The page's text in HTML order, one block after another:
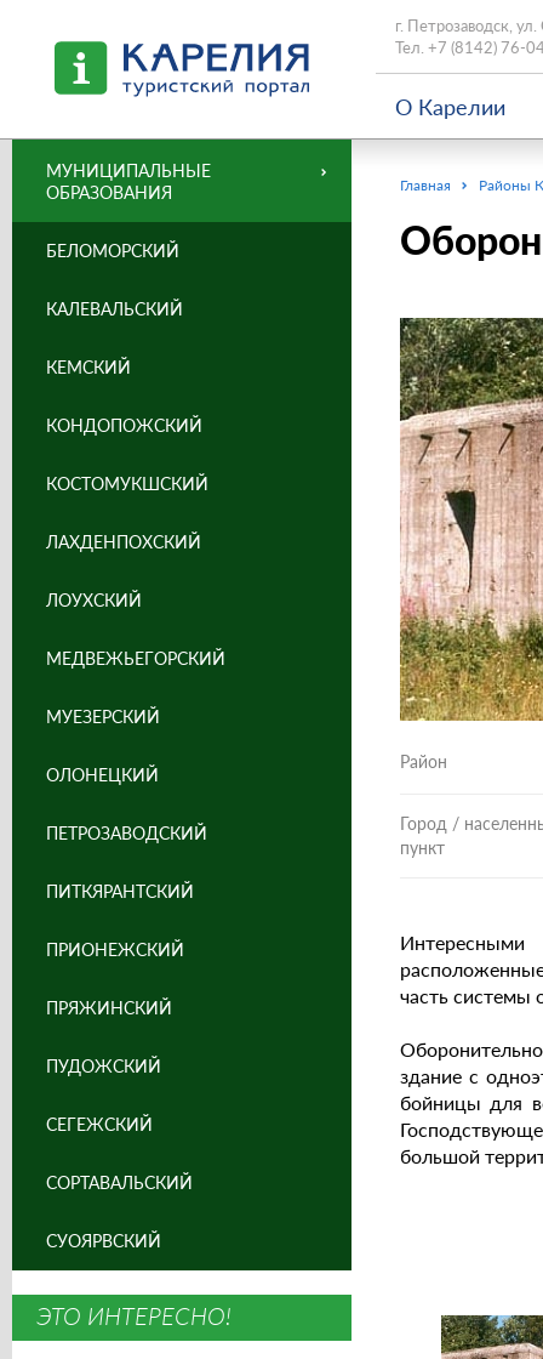
г. Петрозаводск,
Тел. +7 (8142) 76-
О Карелии
Главная Районы
Район
Город /
пункт
часть
здание с
бойницы для
большой
МУНИЦИПАЛЬНЫЕ
ОБРАЗОВАНИЯ
БЕЛОМОРСКИЙ
КАЛЕВАЛЬСКИЙ
КЕМСКИЙ
КОНДОПОЖСКИЙ
КОСТОМУКШСКИЙ
ЛАХДЕНПОХСКИЙ
ЛОУХСКИЙ
МЕДВЕЖЬЕГОРСКИЙ
МУЕЗЕРСКИЙ
ОЛОНЕЦКИЙ
ПЕТРОЗАВОДСКИЙ
ПИТКЯРАНТСКИЙ
ПРИОНЕЖСКИЙ
ПРЯЖИНСКИЙ
ПУДОЖСКИЙ
СЕГЕЖСКИЙ
СОРТАВАЛЬСКИЙ
СУОЯРВСКИЙ
ЭТО ИНТЕРЕСНО!